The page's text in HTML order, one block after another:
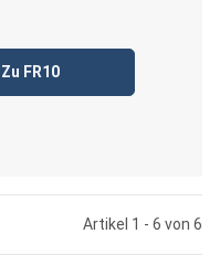
Zu FR10
Artikel 1 - 6 von 6